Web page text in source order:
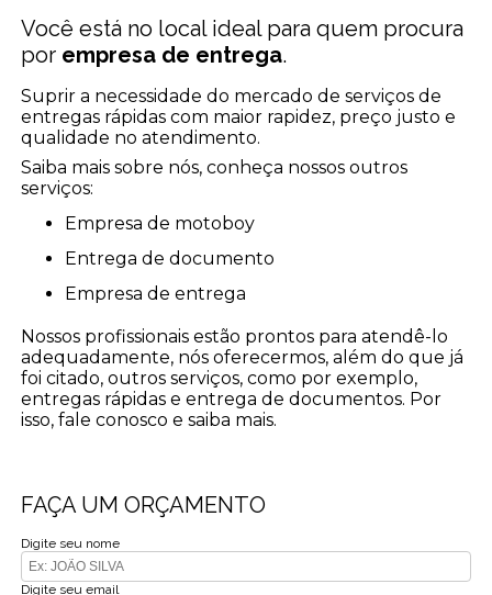
Você está no local ideal para quem procura
por empresa de entrega.
Suprir a necessidade do mercado de serviços de
entregas rápidas com maior rapidez, preço justo e
qualidade no atendimento.
Saiba mais sobre nós, conheça nossos outros
serviços:
empresa de motoboy
entrega de documento
empresa de entrega
Nossos profissionais estão prontos para atendê-lo
adequadamente, nós oferecermos, além do que já
foi citado, outros serviços, como por exemplo,
entregas rápidas e entrega de documentos. Por
isso, fale conosco e saiba mais.
FAÇA UM ORÇAMENTO
Digite seu nome
Digite seu email